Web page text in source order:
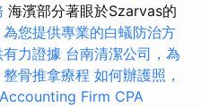
海濱部分著眼於Szarvas的
您提供專業的白蟻防治方
力證據 台南清潔公司，為
整骨推拿療程 如何辦護照，
Firm CPA